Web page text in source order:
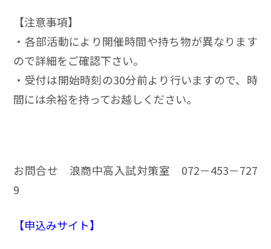
【注意事項】
・各部活動により開催時間や持ち物が異なります
ので詳細をご確認下さい。
・受付は開始時刻の30分前より行いますので、時
間には余裕を持ってお越しください。
お問合せ 浪商中高入試対策室 072－453－727
9
【申込みサイト】